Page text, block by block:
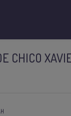
CHICO